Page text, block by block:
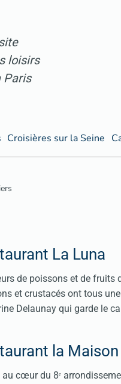
loisirs
Paris
Croisières sur la Seine
La Luna
de poissons et de fruits
et crustacés ont tous
Delaunay qui garde le
la
au cœur du 8ᵉ